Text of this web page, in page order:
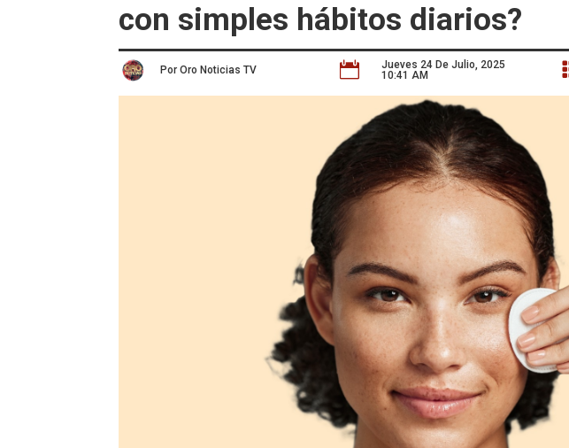
con simples hábitos diarios?
Por Oro Noticias TV 
Jueves 24 De Julio, 2025
10:41 AM